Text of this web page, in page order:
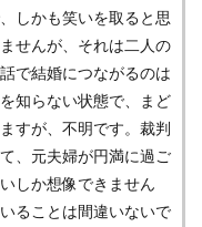
しかも笑いを取ると思
せんが、それは二人の
で結婚につながるのは
知らない状態で、まど
すが、不明です。裁判
、元夫婦が円満に過ご
しか想像できません
ることは間違いないで